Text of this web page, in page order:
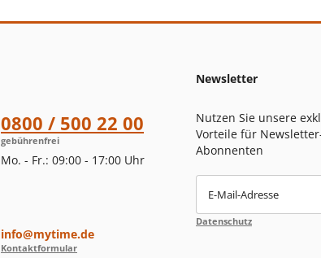
0800 / 500 22 00
gebührenfrei
Mo. - Fr.: 09:00 - 17:00 Uhr
info@mytime.de
Kontaktformular
Newsletter
Nutzen Sie unsere
Vorteile für
Abonnenten
E-Mail-Adresse
Datenschutz